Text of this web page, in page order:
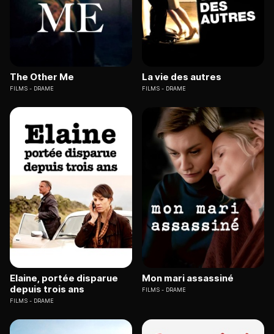
The Other Me
FILMS DRAME
La vie des autres
FILMS DRAME
Elaine, portée disparue
depuis trois ans
FILMS DRAME
Mon mari assassiné
FILMS DRAME